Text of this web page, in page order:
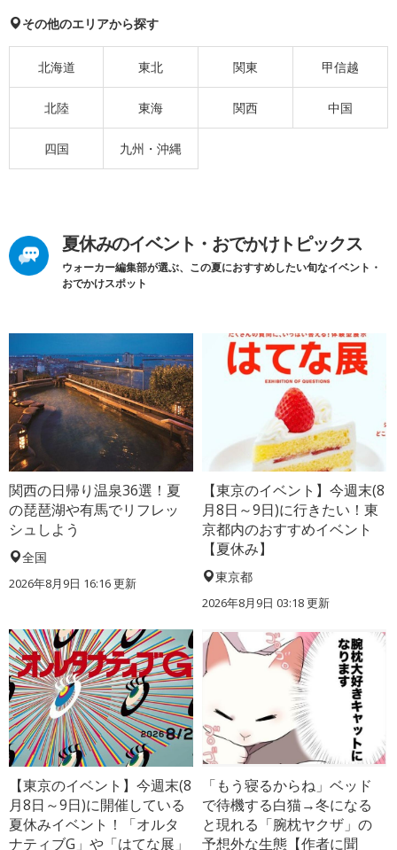
その他のエリアから探す
北海道 東北 関東 甲信越
北陸 東海 関西 中国
四国 九州・沖縄
夏休みのイベント・おでかけトピックス
ウォーカー編集部が選ぶ、この夏におすすめしたい旬なイベント・
おでかけスポット
関西の日帰り温泉36選！夏
の琵琶湖や有馬でリフレッ
シュしよう
全国
2026年8月9日 16:16更新
【東京のイベント】今週末(8
月8日～9日)に行きたい！東
京都内のおすすめイベント
【夏休み】
東京都
2026年8月9日 03:18更新
【東京のイベント】今週末(8
月8日～9日)に開催している
夏休みイベント！「オルタ
ナティブG」や「はてな展」
「もう寝るからね」ベッド
で待機する白猫→冬になる
と現れる「腕枕ヤクザ」の
予想外な生態【作者に聞